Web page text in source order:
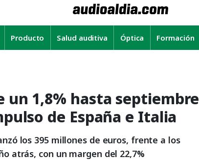
Producto Salud auditiva Óptica Formación
un 1,8% hasta septiembre
de España e Italia
los 395 millones de euros, frente a los
atrás, con un margen del 22,7%